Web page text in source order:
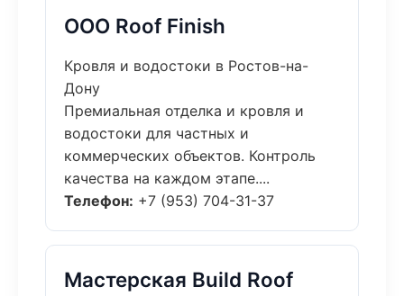
ООО Roof Finish
Кровля и водостоки в Ростов-на-
Дону
Премиальная отделка и кровля и
водостоки для частных и
коммерческих объектов. Контроль
качества на каждом этапе....
Телефон: +7 (953) 704-31-37
Мастерская Build Roof